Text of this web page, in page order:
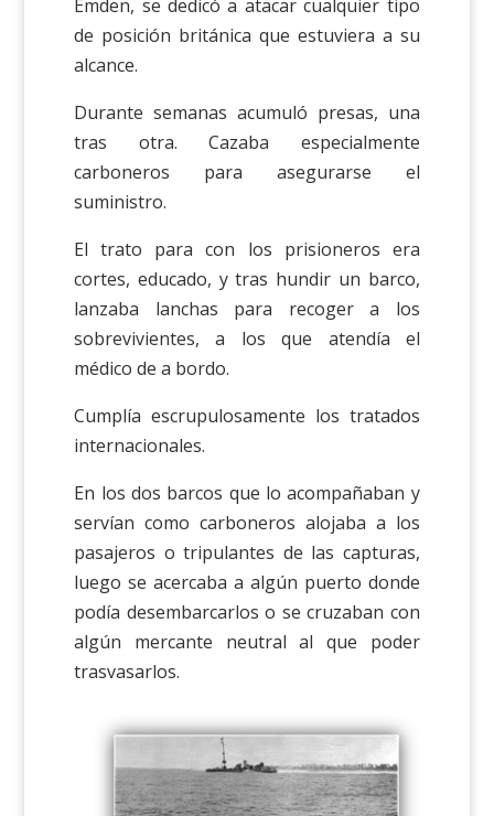
Emden, se dedicó a atacar cualquier tipo
de posición británica que estuviera a su
alcance.
Durante semanas acumuló presas, una
tras otra. Cazaba especialmente
carboneros para asegurarse el
suministro.
El trato para con los prisioneros era
cortes, educado, y tras hundir un barco,
lanzaba lanchas para recoger a los
sobrevivientes, a los que atendía el
médico de a bordo.
Cumplía escrupulosamente los tratados
internacionales.
En los dos barcos que lo acompañaban y
servían como carboneros alojaba a los
pasajeros o tripulantes de las capturas,
luego se acercaba a algún puerto donde
podía desembarcarlos o se cruzaban con
algún mercante neutral al que poder
trasvasarlos.